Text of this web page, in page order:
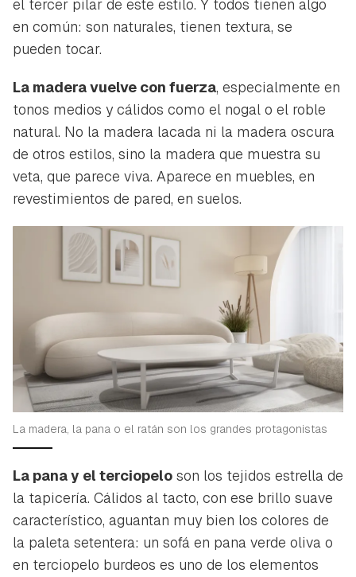
iniciar sesión con tu cuenta de Hogarmanía.
INICIAR SESIÓN
el tercer pilar de este estilo. Y todos tienen algo
en común: son naturales, tienen textura, se
pueden tocar.
La madera vuelve con fuerza, especialmente en
tonos medios y cálidos como el nogal o el roble
natural. No la madera lacada ni la madera oscura
de otros estilos, sino la madera que muestra su
veta, que parece viva. Aparece en muebles, en
revestimientos de pared, en suelos.
La madera, la pana o el ratán son los grandes protagonistas
La pana y el terciopelo son los tejidos estrella de
la tapicería. Cálidos al tacto, con ese brillo suave
característico, aguantan muy bien los colores de
la paleta setentera: un sofá en pana verde oliva o
en terciopelo burdeos es uno de los elementos
ACEPTAR